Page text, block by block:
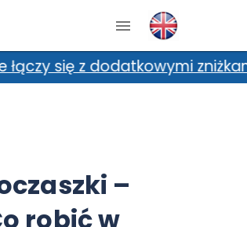
zniżkami, m.in. kartami
–
robić w